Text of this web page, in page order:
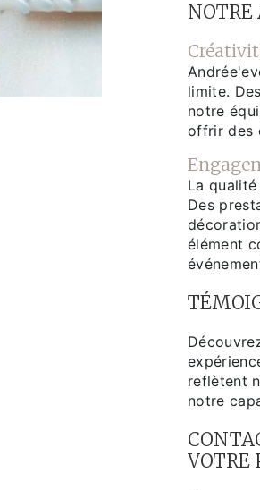
NOTRE
limite.
notre
offrir des
La
Des
élément
reflètent
notre
VOTRE